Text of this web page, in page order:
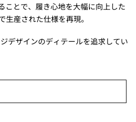
ことで、履き心地を大幅に向上した
産された仕様を再現。
デザインのディテールを追求してい